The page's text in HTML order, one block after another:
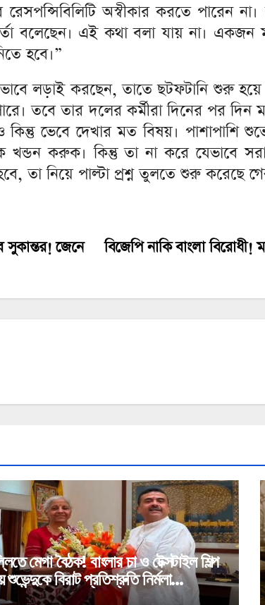
অস্বীকার করতে পারেন
এই কথা বলা যায় না। একজন
হবে।”
লড়াই করছেন, তাতে ছটফটানি শুরু হয়ে
তবে তার দলের কর্মীরা দিনের পর দিন
ভেবে দেখার মত বিষয়। পাশাপাশি
করুক। কিন্তু তা না করে যেভাবে
তা নিয়ে পাল্টা প্রশ্ন তুলতে শুরু করেছে
বিজেপি নাকি বাংলা
সুকান্তর! জেনে
মেগা বৈঠক! বাংলার চা ও টেক্সটাইল শিল্প
শুভেন্দুকে বিরাট প্রতিশ্রুতি নির্মলা